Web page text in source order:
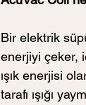
Bir elektrik
enerjiyi çeker,
ışık enerjisi
tarafı ışığı